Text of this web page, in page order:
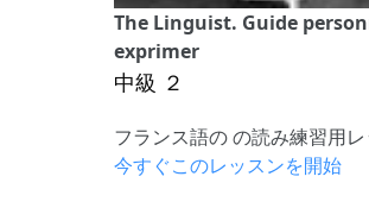
The Linguist. Guide
exprimer
中級 ２
フランス語の の読み練習用
今すぐこのレッスンを開始